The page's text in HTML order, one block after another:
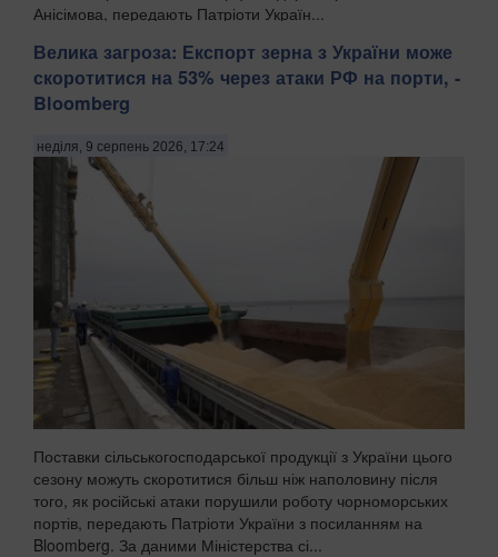
Анісімова, передають Патріоти Україн...
Велика загроза: Експорт зерна з України може
скоротитися на 53% через атаки РФ на порти, -
Bloomberg
неділя, 9 серпень 2026, 17:24
Поставки сільськогосподарської продукції з України цього
сезону можуть скоротитися більш ніж наполовину після
того, як російські атаки порушили роботу чорноморських
портів, передають Патріоти України з посиланням на
Bloomberg. За даними Міністерства сі...